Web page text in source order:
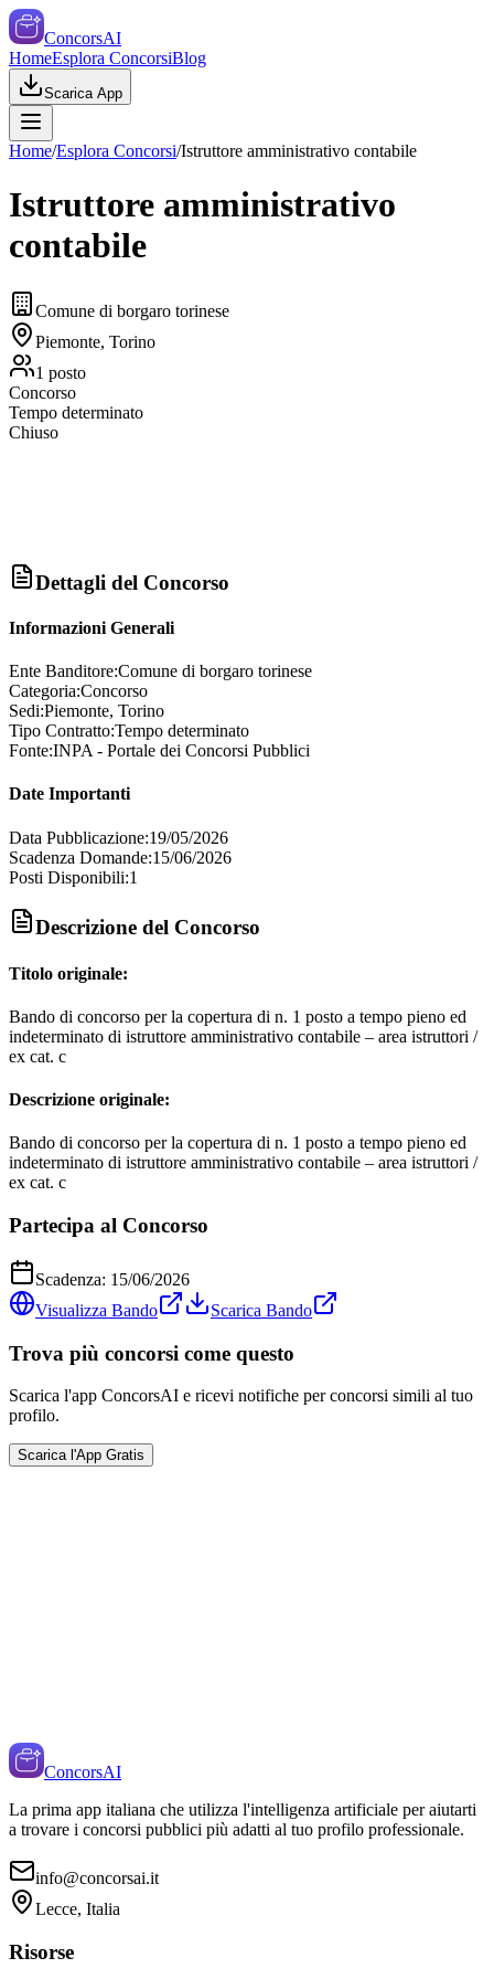
ConcorsAI
HomeEsplora ConcorsiBlog
Scarica App
Home/Esplora Concorsi/Istruttore amministrativo contabile
Istruttore amministrativo
contabile
Comune di borgaro torinese
Piemonte, Torino
1 posto
Concorso
Tempo determinato
Chiuso
Dettagli del Concorso
Informazioni Generali
Ente Banditore:Comune di borgaro torinese
Categoria:Concorso
Sedi:Piemonte, Torino
Tipo Contratto:Tempo determinato
Fonte:INPA - Portale dei Concorsi Pubblici
Date Importanti
Data Pubblicazione:19/05/2026
Scadenza Domande:15/06/2026
Posti Disponibili:1
Descrizione del Concorso
Titolo originale:
Bando di concorso per la copertura di n. 1 posto a tempo pieno ed
indeterminato di istruttore amministrativo contabile – area istruttori /
ex cat. c
Descrizione originale:
Bando di concorso per la copertura di n. 1 posto a tempo pieno ed
indeterminato di istruttore amministrativo contabile – area istruttori /
ex cat. c
Partecipa al Concorso
Scadenza: 15/06/2026
Visualizza Bando
Scarica Bando
Trova più concorsi come questo
Scarica l'app ConcorsAI e ricevi notifiche per concorsi simili al tuo
profilo.
Scarica l'App Gratis
ConcorsAI
La prima app italiana che utilizza l'intelligenza artificiale per aiutarti
a trovare i concorsi pubblici più adatti al tuo profilo professionale.
info@concorsai.it
Lecce, Italia
Risorse